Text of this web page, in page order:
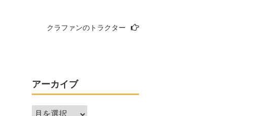
クラファンのトラクター
アーカイブ
ア